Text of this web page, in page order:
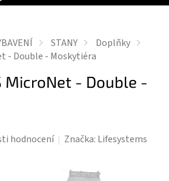
STANY
Doplňky
- Double - Moskytiéra
MicroNet - Double -
hodnocení Značka: Lifesystems